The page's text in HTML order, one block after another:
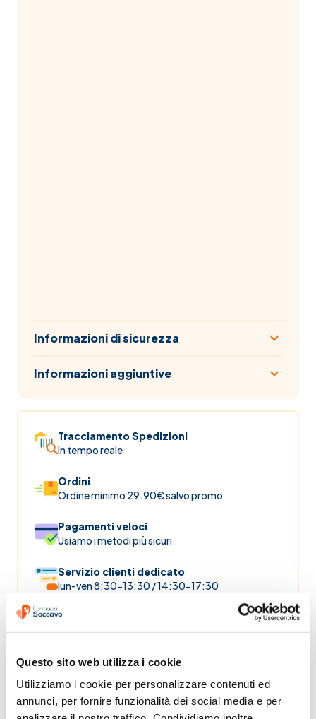
Questo sito web utilizza i cookie
Utilizziamo i cookie per personalizzare contenuti ed
annunci, per fornire funzionalità dei social media e per
Informazioni di sicurezza
Informazioni aggiuntive
Tracciamento Spedizioni
In tempo reale
Ordini
Ordine minimo 29.90€ salvo promo
Pagamenti veloci
Usiamo i metodi più sicuri
Servizio clienti dedicato
lun-ven 8:30-13:30 / 14:30-17:30
Cosmesi Igiene orale Dentifrici